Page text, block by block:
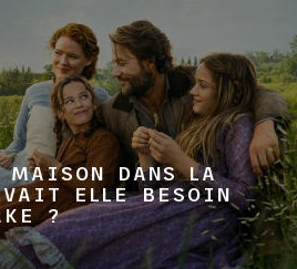
DANS LA
ELLE BESOIN
?